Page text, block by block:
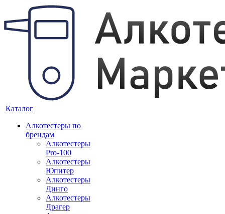
Каталог
Алкотестеры по
брендам
Алкотестеры
Pro-100
Алкотестеры
Юпитер
Алкотестеры
Динго
Алкотестеры
Драгер